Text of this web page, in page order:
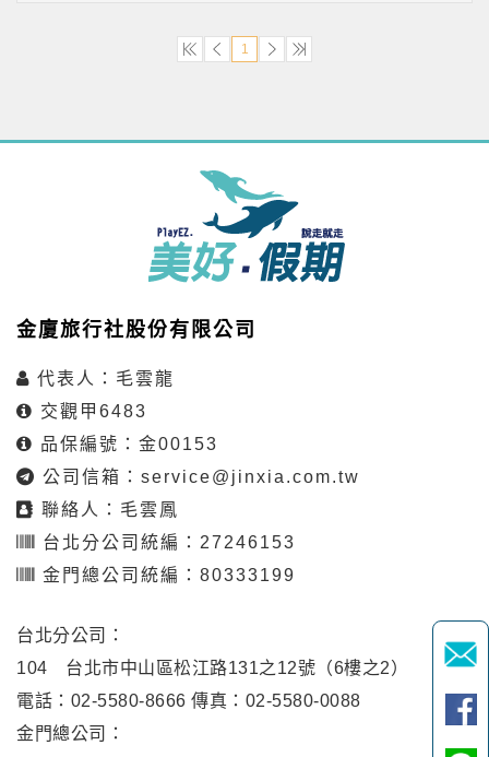
1
金廈旅行社股份有限公司
代表人：毛雲龍
交觀甲6483
品保編號：金00153
公司信箱： service@jinxia.com.tw
聯絡人：毛雲鳳
台北分公司統編：27246153
金門總公司統編：80333199
台北分公司：
104 台北市中山區松江路131之12號（6樓之2）
電話：02-5580-8666 傳真：02-5580-0088
金門總公司：